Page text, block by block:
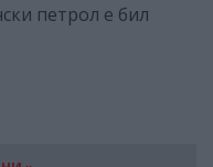
петрол е бил